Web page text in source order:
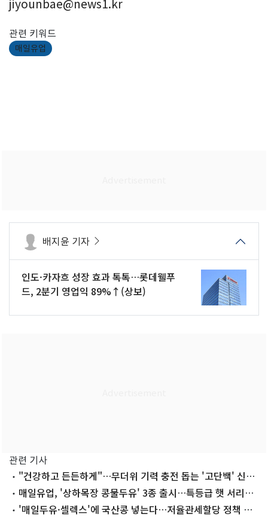
jiyounbae@news1.kr
관련 키워드
매일유업
배지윤 기자
인도·카자흐 성장 효과 톡톡…롯데웰푸
드, 2분기 영업익 89%↑(상보)
관련 기사
"건강하고 든든하게"…무더위 기력 충전 돕는 '고단백' 신제
품[이번주Eat템]
매일유업, '상하목장 콩물두유' 3종 출시…특등급 햇 서리태
담았다
'매일두유·셀렉스'에 국산콩 넣는다…저율관세할당 정책 변